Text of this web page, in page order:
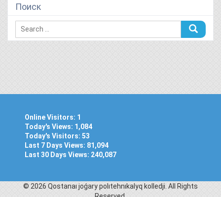
Поиск
Online Visitors: 1
Today's Views: 1,084
Today's Visitors: 53
Last 7 Days Views: 81,094
Last 30 Days Views: 240,087
© 2026 Qostanaı joǵary polıtehnıkalyq kolledjі. All Rights